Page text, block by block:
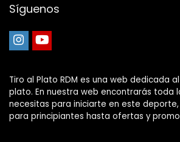
Síguenos
Tiro al Plato RDM es una web dedicada
plato. En nuestra web encontrarás toda
necesitas para iniciarte en este
para principiantes hasta ofertas y